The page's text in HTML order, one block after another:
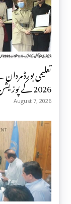
تعلیمی بورڈ
2026 کے پوزیشن ہولڈرز کا اعلان کر دیا
August 7, 2026